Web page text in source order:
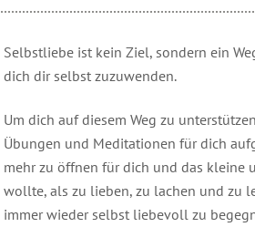
Selbstliebe ist kein Ziel, sondern ein
dich dir selbst zuzuwenden.
Um dich auf diesem Weg zu
Übungen und Meditationen für dich
mehr zu öffnen für dich und das kleine
wollte, als zu lieben, zu lachen und zu
immer wieder selbst liebevoll zu